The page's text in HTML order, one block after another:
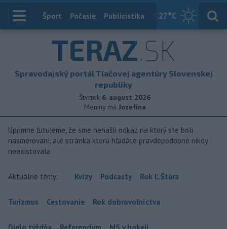
27°C
Index
Šport Počasie Publicistika Slovensko
TERAZ.SK
Spravodajský portál Tlačovej agentúry Slovenskej
republiky
Štvrtok 6. august 2026
Meniny má Jozefína
Úprimne ľutujeme, že sme nenašli odkaz na ktorý ste boli
nasmerovaní, ale stránka ktorú hľadáte pravdepodobne nikdy
neexistovala
Aktuálne témy: Kvízy Podcasty Rok Ľ.Štúra
Turizmus Cestovanie Rok dobrovoľníctva